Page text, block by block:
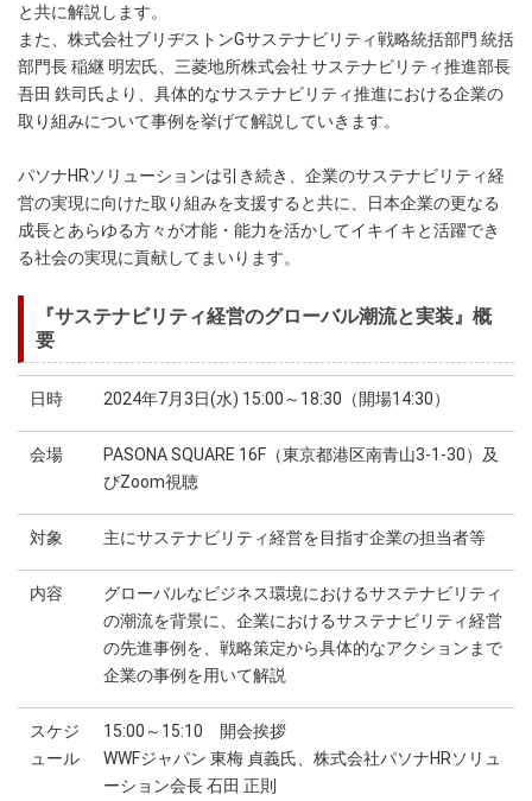
と共に解説します。
また、株式会社ブリヂストンGサステナビリティ戦略統括部門 統括
部門長 稲継 明宏氏、三菱地所株式会社 サステナビリティ推進部長
吾田 鉄司氏より、具体的なサステナビリティ推進における企業の
取り組みについて事例を挙げて解説していきます。
パソナHRソリューションは引き続き、企業のサステナビリティ経
営の実現に向けた取り組みを支援すると共に、日本企業の更なる
成長とあらゆる方々が才能・能力を活かしてイキイキと活躍でき
る社会の実現に貢献してまいります。
『サステナビリティ経営のグローバル潮流と実装』概
要
日時 2024年7月3日(水) 15:00～18:30（開場14:30）
会場
PASONA SQUARE 16F（東京都港区南青山3-1-30）及
びZoom視聴
対象 主にサステナビリティ経営を目指す企業の担当者等
内容
グローバルなビジネス環境におけるサステナビリティ
の潮流を背景に、企業におけるサステナビリティ経営
の先進事例を、戦略策定から具体的なアクションまで
企業の事例を用いて解説
スケジ
ュール
15:00～15:10 開会挨拶
WWFジャパン 東梅 貞義氏、株式会社パソナHRソリュ
ーション会長 石田 正則